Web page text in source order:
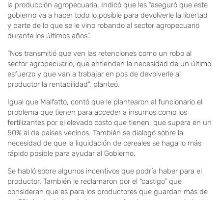
la producción agropecuaria. Indicó que les “aseguró que este
gobierno va a hacer todo lo posible para devolverle la libertad
y parte de lo que se le vino robando al sector agropecuario
durante los últimos años”.
“Nos transmitió que ven las retenciones como un robo al
sector agropecuario, que entienden la necesidad de un último
esfuerzo y que van a trabajar en pos de devolverle al
productor la rentabilidad”, planteó.
Igual que Malfatto, contó que le plantearon al funcionario el
problema que tienen para acceder a insumos como los
fertilizantes por el elevado costo que tienen, que supera en un
50% al de países vecinos. También se dialogó sobre la
necesidad de que la liquidación de cereales se haga lo más
rápido posible para ayudar al Gobierno.
Se habló sobre algunos incentivos que podría haber para el
productor. También le reclamaron por el “castigo” que
consideran que es para los productores que guardan más de